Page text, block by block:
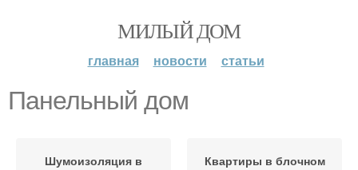
МИЛЫЙ ДОМ
главная новости статьи
Панельный дом
Шумоизоляция в
Квартиры в блочном